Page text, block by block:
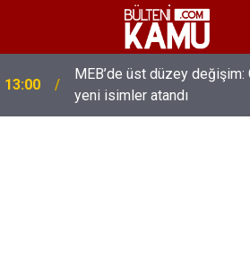
13:00
MEB’de üst düzey
yeni isimler atandı